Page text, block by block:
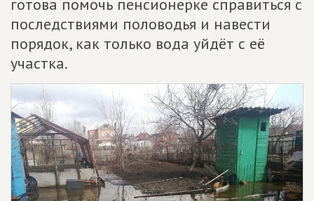
готова помочь пенсионерке справиться с
последствиями половодья и навести
порядок, как только вода уйдёт с её
участка.